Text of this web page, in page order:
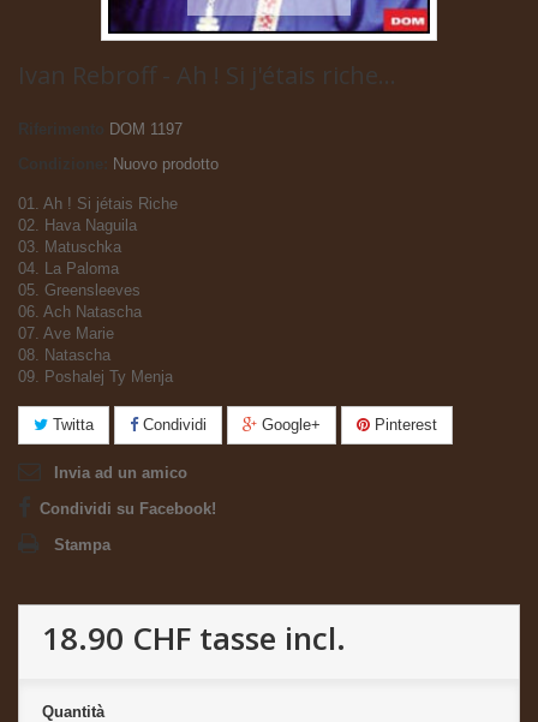
Ivan Rebroff - Ah ! Si j'étais riche...
Riferimento
DOM 1197
Nuovo prodotto
01. Ah ! Si jétais Riche
02. Hava Naguila
03. Matuschka
04. La Paloma
05. Greensleeves
06. Ach Natascha
07. Ave Marie
08. Natascha
09. Poshalej Ty Menja
Twitta Condividi Google+ Pinterest
Invia ad un amico
Condividi su Facebook!
Stampa
18.90 CHF tasse incl.
Quantità